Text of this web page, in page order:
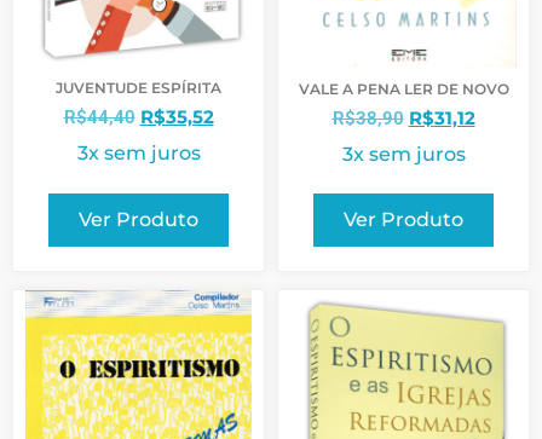
JUVENTUDE ESPÍRITA
R$44,40 R$35,52
3x sem juros
Ver Produto
VALE A PENA LER DE NOVO
R$38,90 R$31,12
3x sem juros
Ver Produto